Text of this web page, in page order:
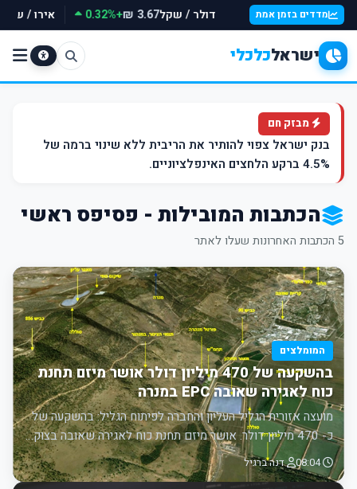
מדדים בזמן אמת דולר / שקל3.67 ₪
+0.32% אירו /
ישראלכלכלי
מבזק חם
בנק ישראל צפוי להותיר את הריבית ללא שינוי ברמה של
4.5% ברקע הלחצים האינפלציוניים.
הכתבות המובילות - פסיפס ראשי
5 הכתבות האחרונות שעלו לאתר
המומלצים
בהשקעה של 470 מיליון דולר אושר מיזם תחנת
כוח לאגירה שאובה EPC במנרה
מועצה אזורית הגליל העליון והחברה לפיתוח הגליל: בהשקעה של
כ- 470 מיליון דולר. אושר מיזם תחנת כוח לאגירה שאובה בצוק…
08:04 דנה ברגיל